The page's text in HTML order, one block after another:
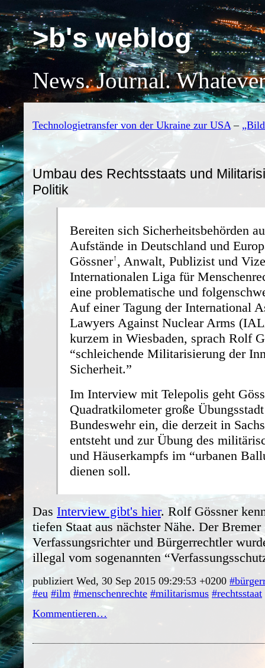
>b's weblog
News. Journal.
Technologietransfer von der Ukraine zur USA –
Umbau des Rechtsstaats und
Politik
Bereiten sich Sicherheitsbehörden
Aufstände in Deutschland und
Gössner , Anwalt, Publizist und
Internationalen Liga für
eine problematische und
Auf einer Tagung der International
Lawyers Against Nuclear Arms
kurzem in Wiesbaden, sprach Rolf
“schleichende Militarisierung der
Sicherheit.”
Im Interview mit Telepolis geht
Quadratkilometer große
Bundeswehr ein, die derzeit in
entsteht und zur Übung des
und Häuserkampfs im “urbanen
dienen soll.
Das Interview gibt's hier. Rolf Gössner
tiefen Staat aus nächster Nähe. Der Bremer
Verfassungsrichter und Bürgerrechtler
illegal vom sogenannten
publiziert Wed, 30 Sep 2015 09:29:53 +0200
#eu #ilm #menschenrechte #militarismus #rechtsstaat
Kommentieren…